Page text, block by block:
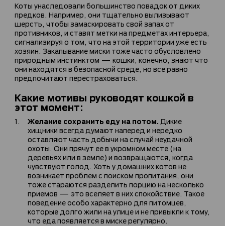
Коты унаследовали большинство повадок от диких
предков. Например, они тщательно вылизывают
шерсть, чтобы замаскировать свой запах от
противников, и ставят метки на предметах интерьера,
сигнализируя о том, что на этой территории уже есть
хозяин. Закапывание миски тоже часто обусловлено
природным инстинктом — кошки, конечно, знают что
они находятся в безопасной среде, но все равно
предпочитают перестраховаться.
Какие мотивы руководят кошкой в
этот момент:
Желание сохранить еду на потом. Дикие
хищники всегда думают наперед и нередко
оставляют часть добычи на случай неудачной
охоты. Они прячут ее в укромном месте (на
деревьях или в земле) и возвращаются, когда
чувствуют голод. Хоть у домашних котов не
возникает проблем с поиском пропитания, они
тоже стараются разделить порцию на несколько
приемов — это вселяет в них спокойствие. Такое
поведение особо характерно для питомцев,
которые долго жили на улице и не привыкли к тому,
что еда появляется в миске регулярно.